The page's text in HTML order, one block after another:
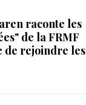
raconte les
de la FRMF
de rejoindre les